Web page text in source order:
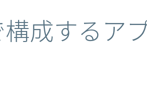
成するア